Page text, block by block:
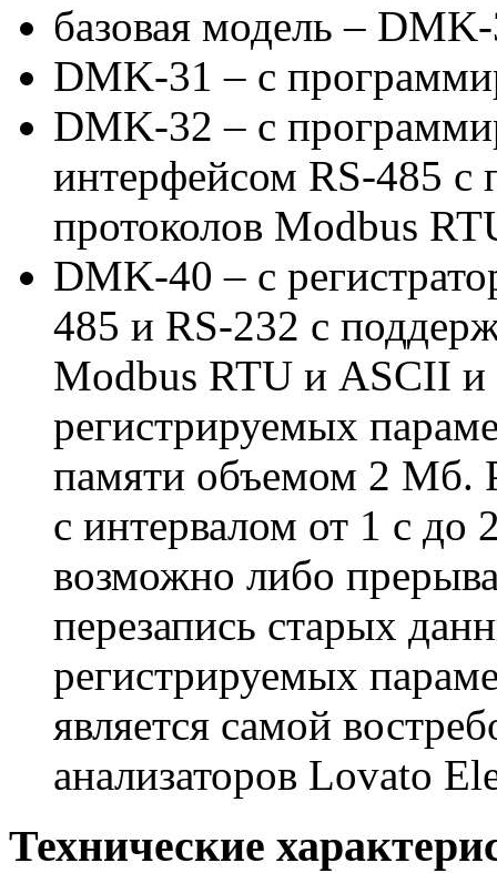
базовая модель –
DMK-31 – с
DMK-32 – с
интерфейсом RS-485 с
протоколов Modbus
DMK-40 – с
485 и RS-232 с
Modbus RTU и ASCII и
регистрируемых
памяти объемом 2 Мб.
с интервалом от 1 с до
возможно либо
перезапись старых
регистрируемых
является самой
анализаторов Lovato
Технические